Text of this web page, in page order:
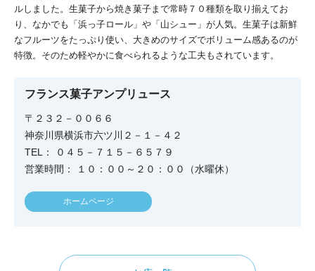
ルしました。生菓子から焼き菓子まで常時７０種類を取り揃えてお
り、なかでも「浜っ子ロール」や「山シュー」が人気。生菓子は新鮮
なフルーツをたっぷり使い、大きめのサイズでボリューム感あるのが
特徴。そのため軽やかに食べられるような工夫もされています。
フランス菓子アンプリュース
〒２３２－００６６
神奈川県横浜市六ツ川２－１－４２
TEL： ０４５－７１５－６５７９
営業時間： １０：００～２０：００（水曜休）
ホームページ